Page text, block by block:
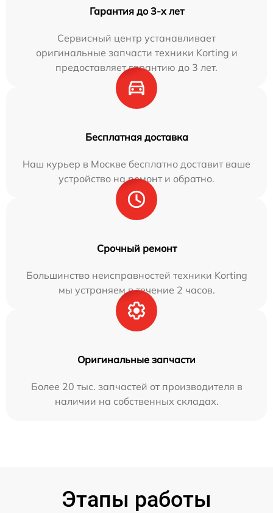
Гарантия до 3-х лет
Сервисный центр устанавливает
оригинальные запчасти техники Korting и
предоставляет гарантию до 3 лет.
Бесплатная доставка
Наш курьер в Москве бесплатно доставит ваше
устройство на ремонт и обратно.
Срочный ремонт
Большинство неисправностей техники Korting
мы устраняем в течение 2 часов.
Оригинальные запчасти
Более 20 тыс. запчастей от производителя в
наличии на собственных складах.
Этапы работы